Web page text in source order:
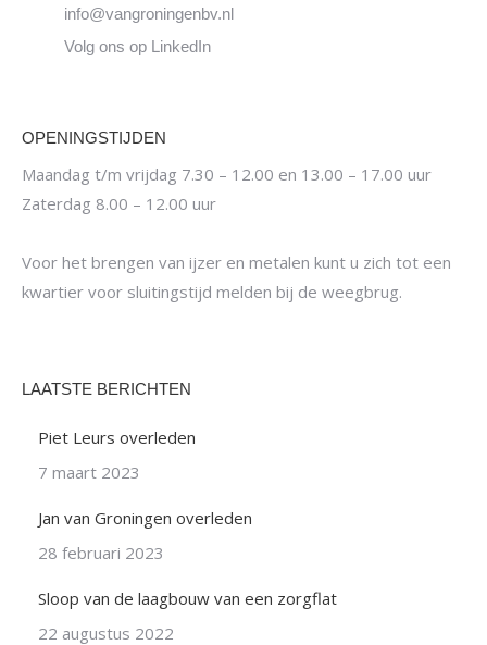
info@vangroningenbv.nl
Volg ons op LinkedIn
OPENINGSTIJDEN
Maandag t/m vrijdag 7.30 – 12.00 en 13.00 – 17.00 uur
Zaterdag 8.00 – 12.00 uur
Voor het brengen van ijzer en metalen kunt u zich tot een
kwartier voor sluitingstijd melden bij de weegbrug.
LAATSTE BERICHTEN
Piet Leurs overleden
7 maart 2023
Jan van Groningen overleden
28 februari 2023
Sloop van de laagbouw van een zorgflat
22 augustus 2022